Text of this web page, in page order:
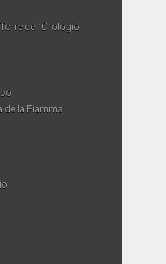
dell’Orologio
della Fiamma